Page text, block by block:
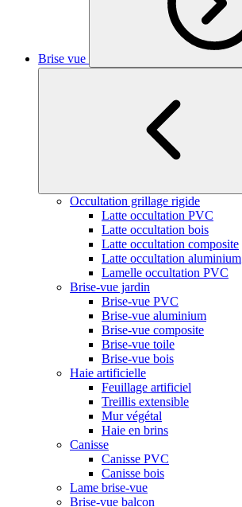
Brise vue
Occultation grillage rigide
Latte occultation PVC
Latte occultation bois
Latte occultation composite
Latte occultation aluminium
Lamelle occultation PVC
Brise-vue jardin
Brise-vue PVC
Brise-vue aluminium
Brise-vue composite
Brise-vue toile
Brise-vue bois
Haie artificielle
Feuillage artificiel
Treillis extensible
Mur végétal
Haie en brins
Canisse
Canisse PVC
Canisse bois
Lame brise-vue
Brise-vue balcon